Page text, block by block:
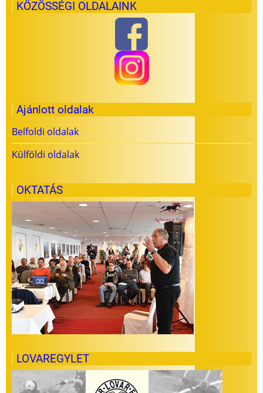
KÖZÖSSÉGI OLDALAINK
Ajánlott oldalak
Belfoldi oldalak
Külföldi oldalak
OKTATÁS
LOVAREGYLET